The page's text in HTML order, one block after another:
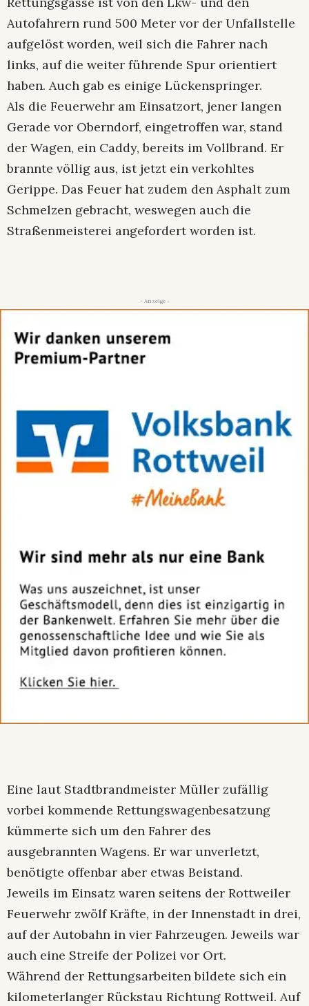
Autofahrern rund 500 Meter vor der Unfallstelle
aufgelöst worden, weil sich die Fahrer nach
links, auf die weiter führende Spur orientiert
haben. Auch gab es einige Lückenspringer.
Als die Feuerwehr am Einsatzort, jener langen
Gerade vor Oberndorf, eingetroffen war, stand
der Wagen, ein Caddy, bereits im Vollbrand. Er
brannte völlig aus, ist jetzt ein verkohltes
Gerippe. Das Feuer hat zudem den Asphalt zum
Schmelzen gebracht, weswegen auch die
Straßenmeisterei angefordert worden ist.
- Anzeige -
Eine laut Stadtbrandmeister Müller zufällig
vorbei kommende Rettungswagenbesatzung
kümmerte sich um den Fahrer des
ausgebrannten Wagens. Er war unverletzt,
benötigte offenbar aber etwas Beistand.
Jeweils im Einsatz waren seitens der Rottweiler
Feuerwehr zwölf Kräfte, in der Innenstadt in drei,
auf der Autobahn in vier Fahrzeugen. Jeweils war
auch eine Streife der Polizei vor Ort.
Während der Rettungsarbeiten bildete sich ein
kilometerlanger Rückstau Richtung Rottweil. Auf